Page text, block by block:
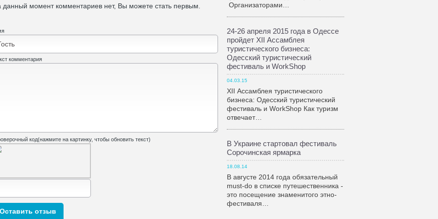
данный момент комментариев нет, Вы можете стать первым.
комментария
код(нажмите на картинку, чтобы обновить текст)
Организаторами…
24-26 апреля 2015 года в Одессе
пройдет XII Ассамблея
туристического бизнеса:
Одесский туристический
фестиваль и WorkShop
04.03.15
XII Ассамблея туристического
бизнеса: Одесский туристический
фестиваль и WorkShop Как туризм
отвечает…
В Украине стартовал фестиваль
Сорочинская ярмарка
18.08.14
В августе 2014 года обязательный
must-do в списке путешественника -
это посещение знаменитого этно-
фестиваля…